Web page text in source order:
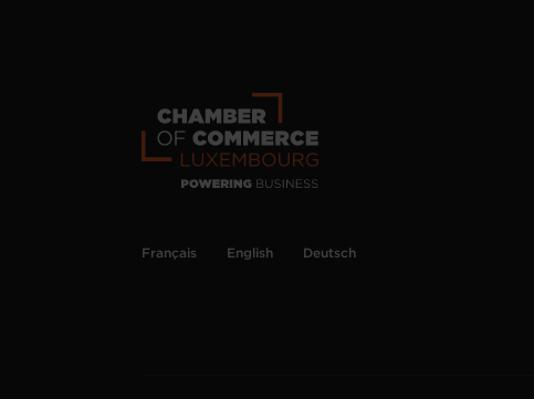
Français English Deutsch